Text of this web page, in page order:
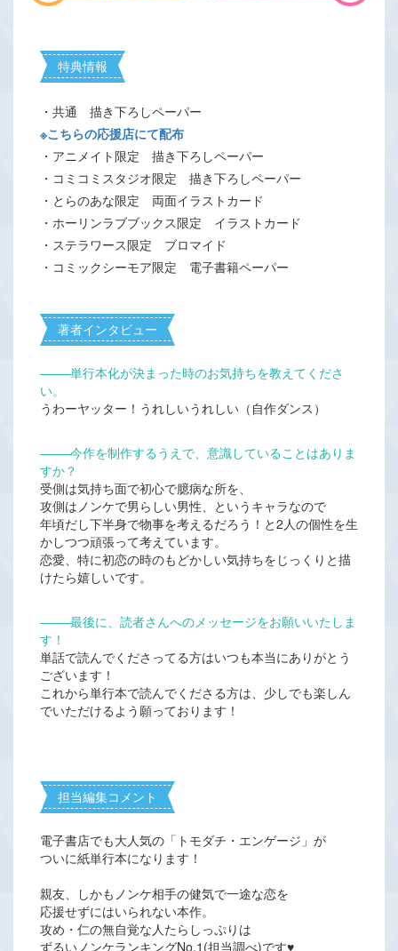
特典情報
・共通 描き下ろしペーパー
※こちらの応援店にて配布
・アニメイト限定 描き下ろしペーパー
・コミコミスタジオ限定 描き下ろしペーパー
・とらのあな限定 両面イラストカード
・ホーリンラブブックス限定 イラストカード
・ステラワース限定 ブロマイド
・コミックシーモア限定 電子書籍ペーパー
著者インタビュー
―――単行本化が決まった時のお気持ちを教えてくださ
い。
うわーヤッター！うれしいうれしい（自作ダンス）
―――今作を制作するうえで、意識していることはありま
すか？
受側は気持ち面で初心で臆病な所を、
攻側はノンケで男らしい男性、というキャラなので
年頃だし下半身で物事を考えるだろう！と2人の個性を生
かしつつ頑張って考えています。
恋愛、特に初恋の時のもどかしい気持ちをじっくりと描
けたら嬉しいです。
―――最後に、読者さんへのメッセージをお願いいたしま
す！
単話で読んでくださってる方はいつも本当にありがとう
ございます！
これから単行本で読んでくださる方は、少しでも楽しん
でいただけるよう願っております！
担当編集コメント
電子書店でも大人気の「トモダチ・エンゲージ」が
ついに紙単行本になります！
親友、しかもノンケ相手の健気で一途な恋を
応援せずにはいられない本作。
攻め・仁の無自覚な人たらしっぷりは
ずるいノンケランキングNo.1(担当調べ)です♥